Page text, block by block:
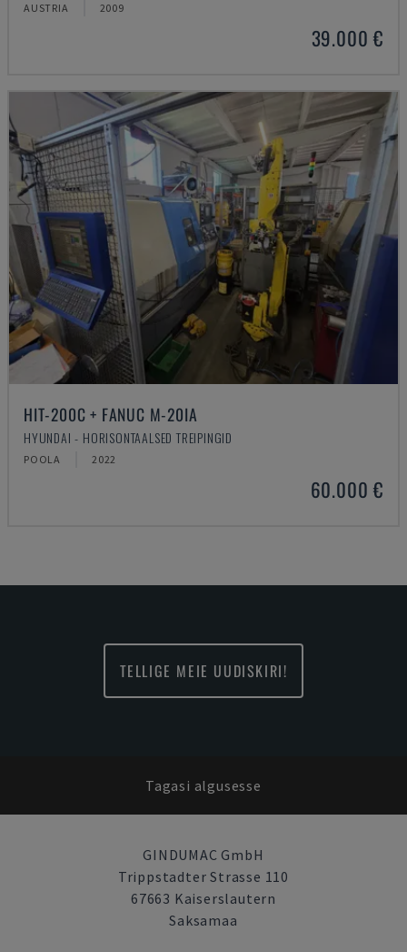
AUSTRIA 2009
39.000 €
HIT-200C + FANUC M-20IA
HYUNDAI - HORISONTAALSED TREIPINGID
POOLA 2022
60.000 €
TELLIGE MEIE UUDISKIRI!
Tagasi algusesse
GINDUMAC GmbH
Trippstadter Strasse 110
67663 Kaiserslautern
Saksamaa